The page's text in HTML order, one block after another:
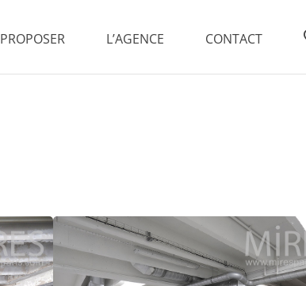
PROPOSER L’AGENCE CONTACT